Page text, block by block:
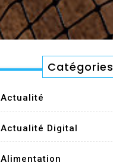
Catégories
Actualité
Actualité Digital
Alimentation